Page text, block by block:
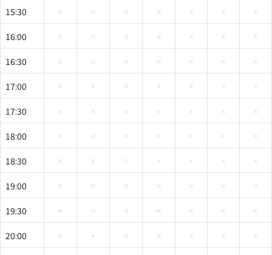
15:30
16:00
16:30
17:00
17:30
18:00
18:30
19:00
19:30
20:00